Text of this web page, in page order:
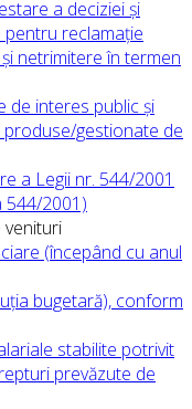
a deciziei și
reclamație
netrimitere în termen
de interes public și
gestionate de
a Legii nr. 544/2001
544/2001)
venituri
(începând cu anul
bugetară), conform
stabilite potrivit
prevăzute de